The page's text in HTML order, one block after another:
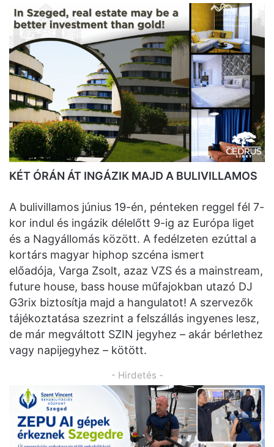
KÉT ÓRÁN ÁT INGÁZIK MAJD A BULIVILLAMOS
A bulivillamos június 19-én, pénteken reggel fél 7-
kor indul és ingázik délelőtt 9-ig az Európa liget
és a Nagyállomás között. A fedélzeten ezúttal a
kortárs magyar hiphop szcéna ismert
előadója, Varga Zsolt, azaz VZS és a mainstream,
future house, bass house műfajokban utazó DJ
G3rix biztosítja majd a hangulatot! A szervezők
tájékoztatása szezrint a felszállás ingyenes lesz,
de már megváltott SZIN jegyhez – akár bérlethez
vagy napijegyhez – kötött.
- Hirdetés -